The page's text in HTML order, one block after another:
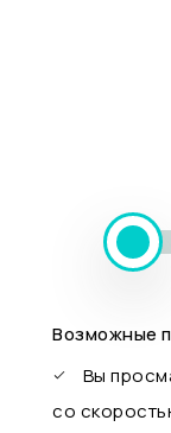
Возможные
Вы
со